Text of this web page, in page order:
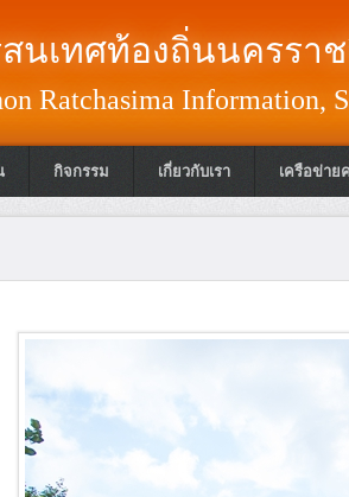
นเทศท้องถิ่นนครรา
Ratchasima Information,
กิจกรรม เกี่ยวกับเรา เครือข่าย